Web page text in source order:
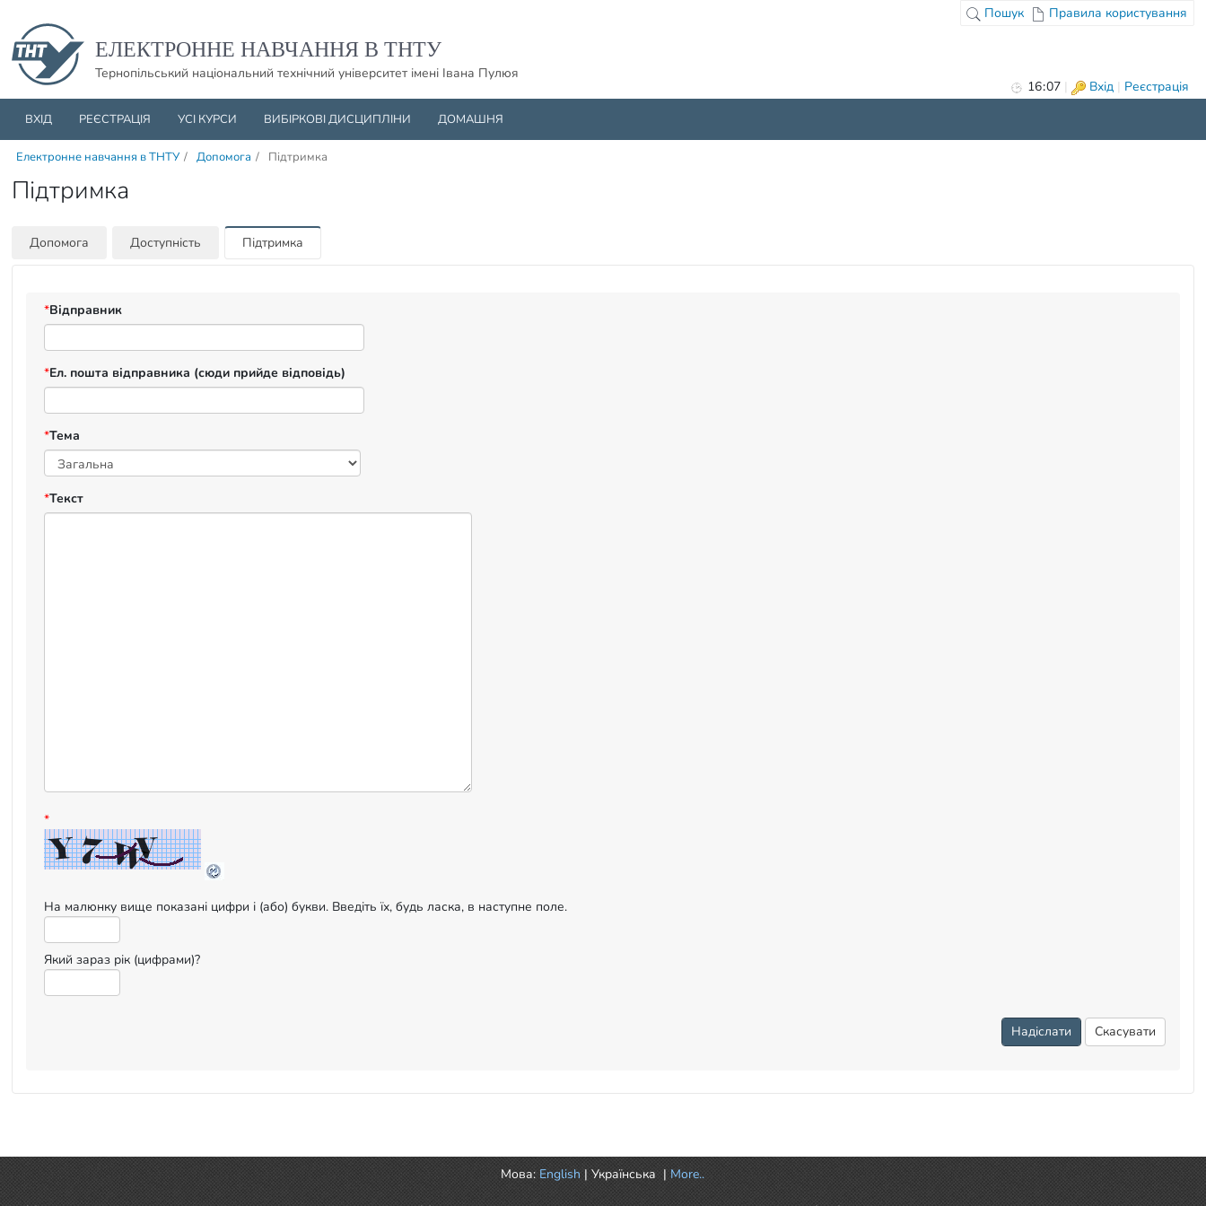
ЕЛЕКТРОННЕ НАВЧАННЯ В ТНТУ
Тернопільський національний технічний університет імені Івана Пулюя
Пошук Правила користування
16 07 | Вхід| Реєстрація
ВХІД РЕЄСТРАЦІЯ УСІ КУРСИ ВИБІРКОВІ ДИСЦИПЛІНИ ДОМАШНЯ
Електронне навчання в ТНТУ / Допомога / Підтримка
Підтримка
Допомога Доступність Підтримка
*Відправник
*Ел. пошта відправника (сюди прийде відповідь)
*Тема
*Текст
*
На малюнку вище показані цифри і (або) букви. Введіть їх, будь ласка, в наступне поле.
Який зараз рік (цифрами)?
Мова: English |Українська | More..